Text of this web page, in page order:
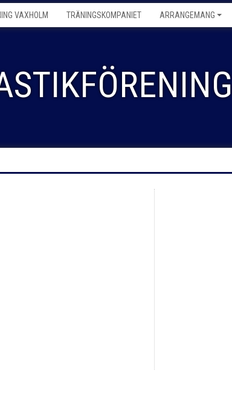
VAXHOLM TRÄNINGSKOMPANIET ARRANGEMANG